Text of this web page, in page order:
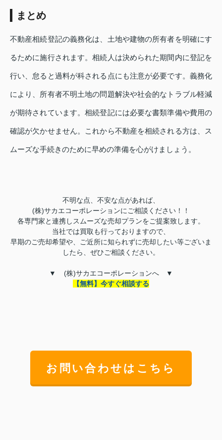
まとめ
不動産相続登記の義務化は、土地や建物の所有者を明確にす
るために施行されます。相続人は決められた期間内に登記を
行い、怠ると過料が科される点にも注意が必要です。義務化
により、所有者不明土地の問題解決や社会的なトラブル軽減
が期待されています。相続登記には必要な書類準備や費用の
確認が欠かせません。これから不動産を相続される方は、ス
ムーズな手続きのために早めの準備を心がけましょう。
不明な点、不安な点があれば、
(株)サカエコーポレーションにご相談ください！！
各専門家と連携しスムーズな売却プランをご提案致します。
当社では買取も行っておりますので、
早期のご売却希望や、ご近所に知られずに売却したい等ございま
したら、ぜひご相談ください。
▼ (株)サカエコーポレーションへ ▼
【無料】今すぐ相談する
お問い合わせはこちら